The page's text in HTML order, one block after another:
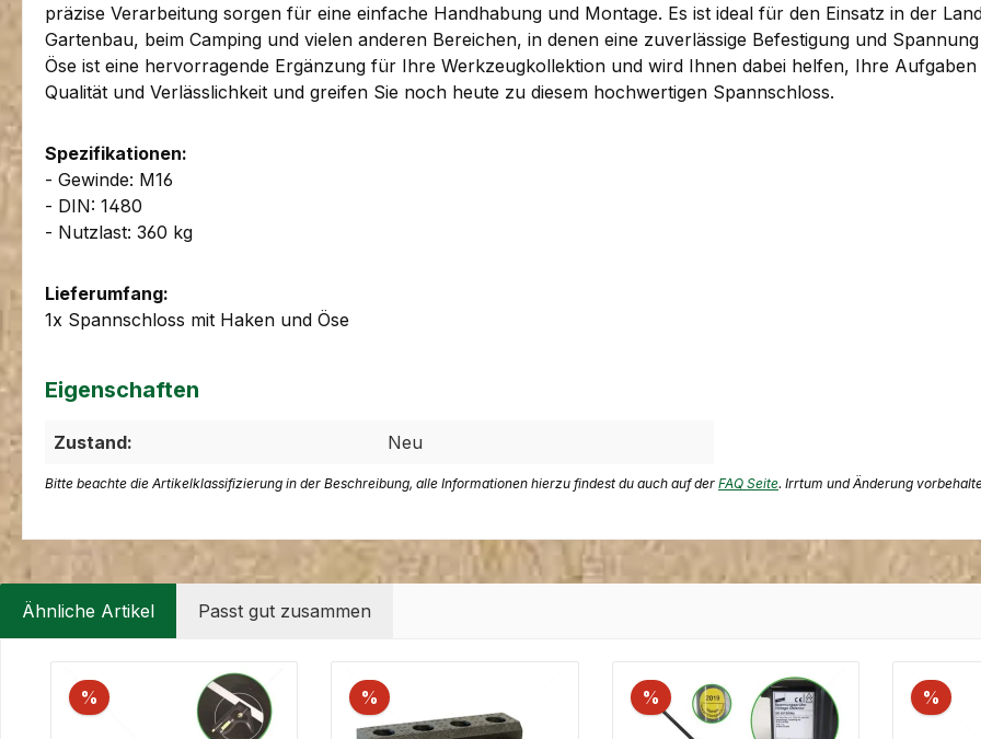
präzise Verarbeitung sorgen für eine einfache Handhabung und Montage. Es ist ideal für den Einsatz in der
Gartenbau, beim Camping und vielen anderen Bereichen, in denen eine zuverlässige Befestigung und
Öse ist eine hervorragende Ergänzung für Ihre Werkzeugkollektion und wird Ihnen dabei helfen, Ihre
Qualität und Verlässlichkeit und greifen Sie noch heute zu diesem hochwertigen Spannschloss.
Spezifikationen:
- Gewinde: M16
- DIN: 1480
- Nutzlast: 360 kg
Lieferumfang:
1x Spannschloss mit Haken und Öse
Eigenschaften
Zustand: Neu
Bitte beachte die Artikelklassifizierung in der Beschreibung, alle Informationen hierzu findest du auch auf der FAQ Seite. Irrtum und Änderung
Ähnliche Artikel Passt gut zusammen
Produktgalerie überspringen
%
% % %